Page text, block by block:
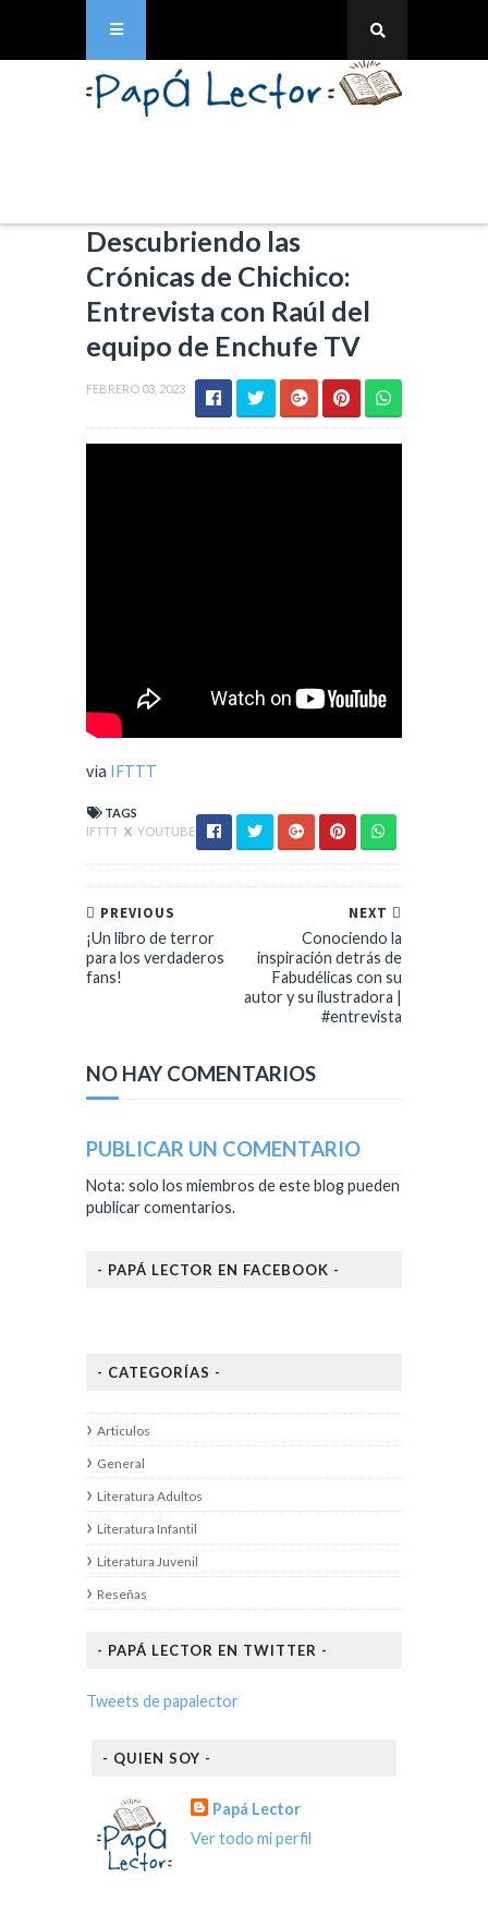
Descubriendo las
Crónicas de Chichico:
Entrevista con Raúl del
equipo de Enchufe TV
FEBRERO 03, 2023
via IFTTT
TAGS
IFTTT X YOUTUBE
NEXT
Conociendo la
inspiración detrás de
Fabudélicas con su
autor y su ilustradora |
#entrevista
PREVIOUS
¡Un libro de terror
para los verdaderos
fans!
NO HAY COMENTARIOS
PUBLICAR UN COMENTARIO
Nota: solo los miembros de este blog pueden
publicar comentarios.
- PAPÁ LECTOR EN FACEBOOK -
- CATEGORÍAS -
Articulos
General
Literatura Adultos
Literatura Infantil
Literatura Juvenil
Reseñas
- PAPÁ LECTOR EN TWITTER -
Tweets de papalector
- QUIEN SOY -
Papá Lector
Ver todo mi perfil